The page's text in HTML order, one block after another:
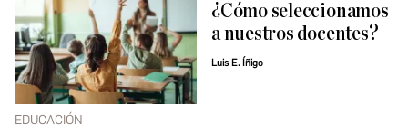
EDUCACIÓN
¿Cómo seleccionamos
a nuestros docentes?
Luis E. Íñigo